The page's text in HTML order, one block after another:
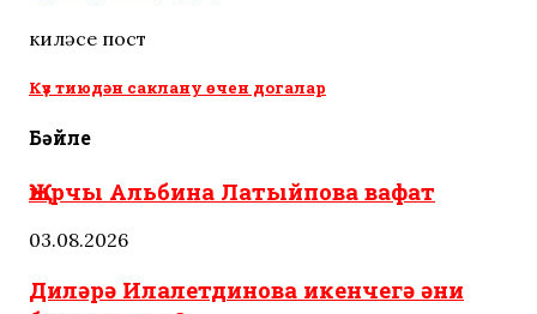
киләсе пост
Күз тиюдән саклану өчен догалар
Бәйле
Җырчы Альбина Латыйпова вафат
03.08.2026
Диләрә Илалетдинова икенчегә әни